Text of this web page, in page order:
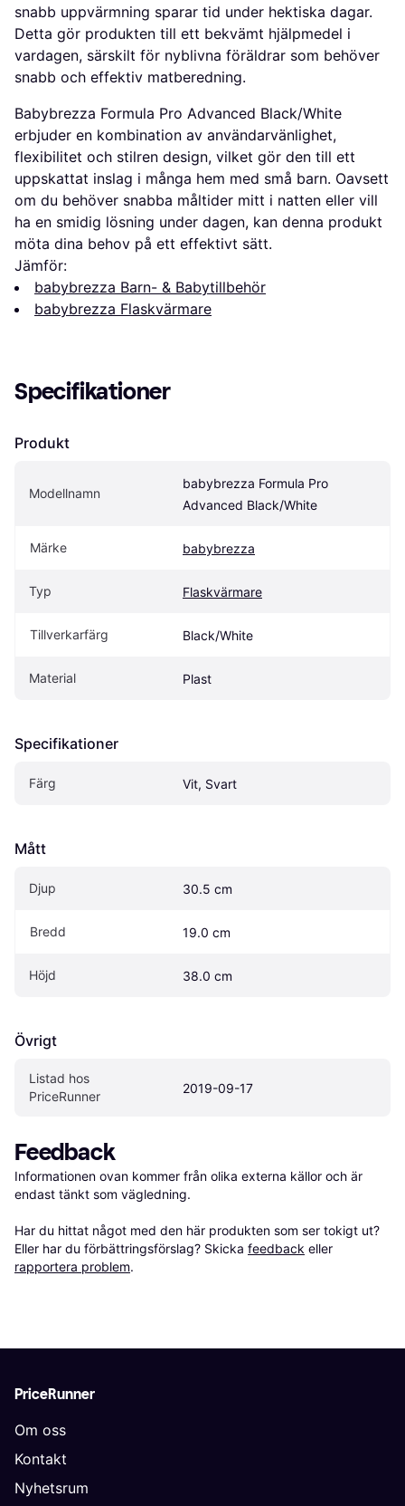
snabb uppvärmning sparar tid under hektiska dagar.
Detta gör produkten till ett bekvämt hjälpmedel i
vardagen, särskilt för nyblivna föräldrar som behöver
snabb och effektiv matberedning.
Babybrezza Formula Pro Advanced Black/White
erbjuder en kombination av användarvänlighet,
flexibilitet och stilren design, vilket gör den till ett
uppskattat inslag i många hem med små barn. Oavsett
om du behöver snabba måltider mitt i natten eller vill
ha en smidig lösning under dagen, kan denna produkt
möta dina behov på ett effektivt sätt.
Jämför:
babybrezza Barn- & Babytillbehör
babybrezza Flaskvärmare
Specifikationer
Produkt
Modellnamn
babybrezza Formula Pro
Advanced Black/White
Märke babybrezza
Typ Flaskvärmare
Tillverkarfärg Black/White
Material Plast
Specifikationer
Färg Vit, Svart
Mått
Djup 30.5 cm
Bredd 19.0 cm
Höjd 38.0 cm
Övrigt
Listad hos
PriceRunner
2019-09-17
Feedback
Informationen ovan kommer från olika externa källor och är
endast tänkt som vägledning.
Har du hittat något med den här produkten som ser tokigt ut?
Eller har du förbättringsförslag? Skicka feedback eller
rapportera problem.
PriceRunner
Om oss
Kontakt
Nyhetsrum